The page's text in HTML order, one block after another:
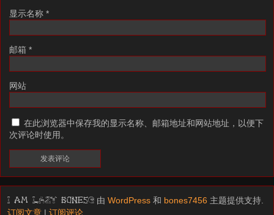
显示名称 *
邮箱 *
网站
在此浏览器中保存我的显示名称、邮箱地址和网站地址，以便下
次评论时使用。
I am LAZY bones? 由WordPress 和 bones7456 主题提供支持.
订阅文章 |订阅评论